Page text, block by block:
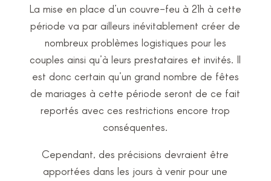
La mise en place d’un couvre-feu à 21h à cette
période va par ailleurs inévitablement créer de
nombreux problèmes logistiques pour les
couples ainsi qu’à leurs prestataires et invités. Il
est donc certain qu’un grand nombre de fêtes
de mariages à cette période seront de ce fait
reportés avec ces restrictions encore trop
conséquentes.
Cependant, des précisions devraient être
apportées dans les jours à venir pour une